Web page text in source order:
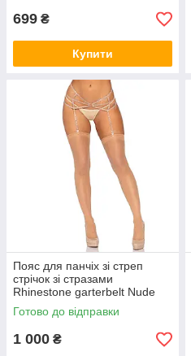
699 ₴
Купити
Пояс для панчіх зі стреп
стрічок зі стразами
Rhinestone garterbelt Nude
Leg Avenue OS
Готово до відправки
1 000 ₴